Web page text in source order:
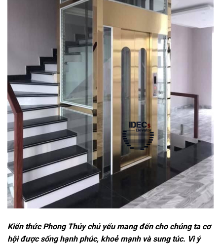
Kiến thức Phong Thủy chủ yếu mang đến cho chúng ta cơ
hội được sống hạnh phúc, khoẻ mạnh và sung túc. Vì ý